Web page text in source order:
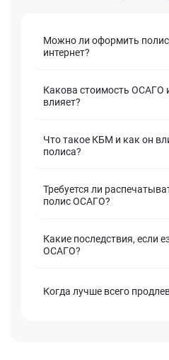
Можно ли оформить
интернет?
Какова стоимость ОСАГО
влияет?
Что такое КБМ и как он
полиса?
Требуется ли
полис ОСАГО?
Какие последствия, если
ОСАГО?
Когда лучше всего